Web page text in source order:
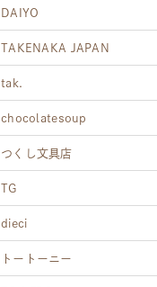
DAIYO
TAKENAKA JAPAN
tak.
chocolatesoup
つくし文具店
TG
dieci
トートーニー